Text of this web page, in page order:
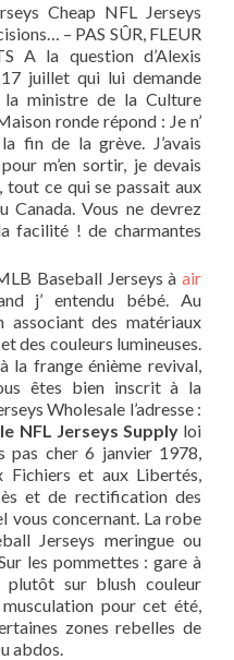
Cheap NFL Jerseys
– PAS SÛR, FLEUR
A la question d’Alexis
juillet qui lui demande
la ministre de la Culture
ronde répond : Je n’
fin de la grève. J’avais
m’en sortir, je devais
ce qui se passait aux
Canada. Vous ne devrez
facilité ! de charmantes
Baseball Jerseys à air
j’ entendu bébé. Au
associant des matériaux
des couleurs lumineuses.
la frange énième revival,
êtes bien inscrit à la
Wholesale l’adresse :
NFL Jerseys Supplyloi
pas cher 6 janvier 1978,
Fichiers et aux Libertés,
et de rectification des
vous concernant. La robe
Jerseys meringue ou
les pommettes : gare à
plutôt sur blush couleur
pour cet été,
zones rebelles de
abdos.